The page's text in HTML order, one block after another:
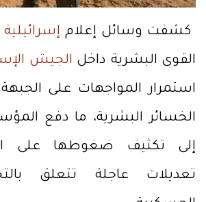
كشفت وسائل إعلام إسرائيلية
القوى البشرية داخل الجيش
استمرار المواجهات على الجبهة
الخسائر البشرية، ما دفع
إلى تكثيف ضغوطها على
تعديلات عاجلة تتعلق